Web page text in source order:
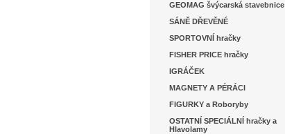
GEOMAG švýcarská stavebnice
SÁNĚ DŘEVĚNÉ
SPORTOVNÍ hračky
FISHER PRICE hračky
IGRÁČEK
MAGNETY A PÉRÁCI
FIGURKY a Roboryby
OSTATNÍ SPECIÁLNÍ hračky a
Hlavolamy